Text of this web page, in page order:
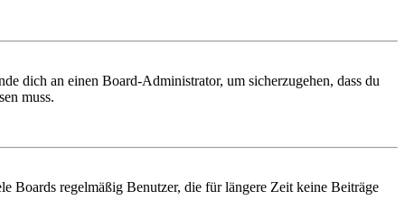
dich an einen Board-Administrator, um sicherzugehen, dass du
muss.
Boards regelmäßig Benutzer, die für längere Zeit keine Beiträge